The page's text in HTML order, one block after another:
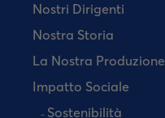
Nostri Dirigenti
Nostra Storia
La Nostra Produzione
Impatto Sociale
Sostenibilità